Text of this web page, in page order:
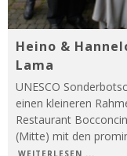
Heino &
Lama
UNESCO
einen kleineren
Restaurant
(Mitte) mit den
WEITERLESEN ...